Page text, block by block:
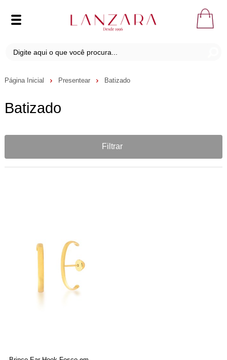
Página Inicial Presentear Batizado
Batizado
Filtrar